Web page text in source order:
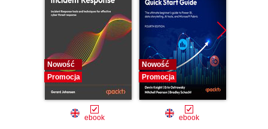
15. Deploying a Django Project
Nowość
Promocja
ebook
Nowość
Promocja
ebook